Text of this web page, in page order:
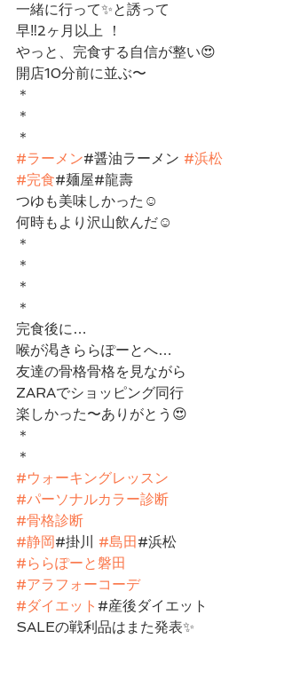
一緒に行って✨と誘って
早‼︎2ヶ月以上 ！
やっと、完食する自信が整い😍
開店10分前に並ぶ〜
＊
＊
＊
#ラーメン#醤油ラーメン #浜松
#完食#麺屋#龍壽
つゆも美味しかった☺︎
何時もより沢山飲んだ☺︎
＊
＊
＊
＊
完食後に…
喉が渇きららぽーとへ…
友達の骨格骨格を見ながら
ZARAでショッピング同行
楽しかった〜ありがとう😍
＊
＊
#ウォーキングレッスン
#パーソナルカラー診断
#骨格診断
#静岡#掛川 #島田 #浜松
#ららぽーと磐田
#アラフォーコーデ
#ダイエット #産後ダイエット
SALEの戦利品はまた発表✨